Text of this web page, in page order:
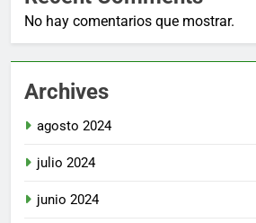
No hay comentarios que mostrar.
Archives
agosto 2024
julio 2024
junio 2024